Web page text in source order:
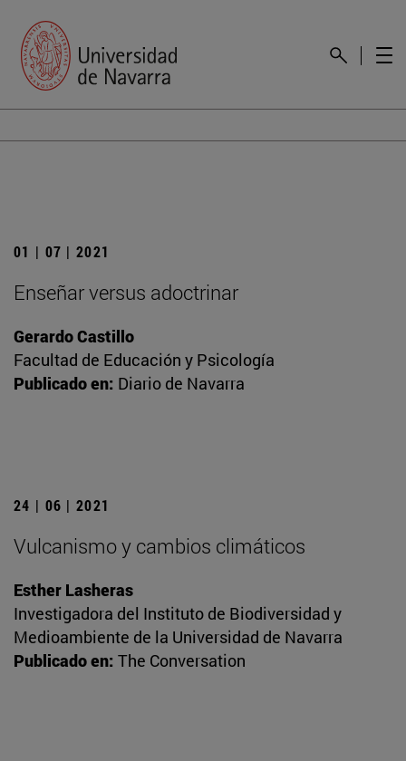
01 | 07 | 2021
Enseñar versus adoctrinar
Gerardo Castillo
Facultad de Educación y Psicología
Publicado en: Diario de Navarra
24 | 06 | 2021
Vulcanismo y cambios climáticos
Esther Lasheras
Investigadora del Instituto de Biodiversidad y
Medioambiente de la Universidad de Navarra
Publicado en: The Conversation